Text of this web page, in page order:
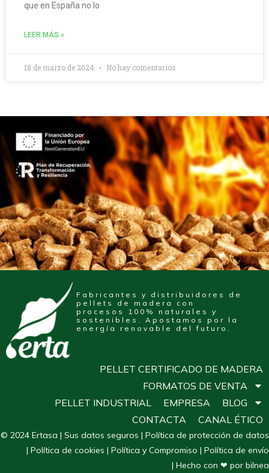
que en España no lo
LEER MÁS »
18 de marzo de 2024 No hay comentarios
Fabricantes y distribuidores de
pellets de madera con
procesos 100% naturales y
sostenibles. Apostamos por la
energía renovable del futuro.
PELLET CERTIFICADO DE MADERA
FORMATOS DE VENTA
PELLET INDUSTRIAL
EMPRESA
BLOG
CONTACTA
CANAL ÉTICO
© 2024 Ertasa | Sus datos seguros | Política de protección de datos
| Política de cookies | Política y Compromiso | Política de envío
| Hecho con ❤ por bilnea